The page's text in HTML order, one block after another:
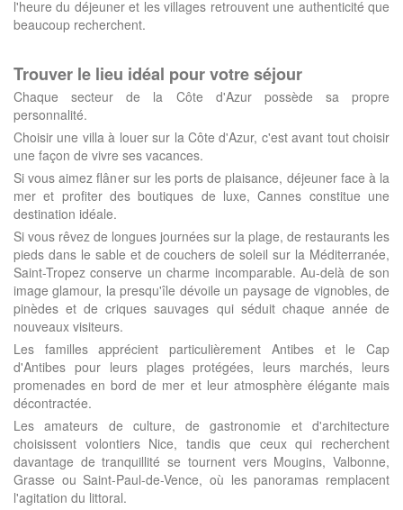
l'heure du déjeuner et les villages retrouvent une authenticité que
beaucoup recherchent.
Trouver le lieu idéal pour votre séjour
Chaque secteur de la Côte d'Azur possède sa propre
personnalité.
Choisir une villa à louer sur la Côte d'Azur, c'est avant tout choisir
une façon de vivre ses vacances.
Si vous aimez flâner sur les ports de plaisance, déjeuner face à la
mer et profiter des boutiques de luxe, Cannes constitue une
destination idéale.
Si vous rêvez de longues journées sur la plage, de restaurants les
pieds dans le sable et de couchers de soleil sur la Méditerranée,
Saint-Tropez conserve un charme incomparable. Au-delà de son
image glamour, la presqu'île dévoile un paysage de vignobles, de
pinèdes et de criques sauvages qui séduit chaque année de
nouveaux visiteurs.
Les familles apprécient particulièrement Antibes et le Cap
d'Antibes pour leurs plages protégées, leurs marchés, leurs
promenades en bord de mer et leur atmosphère élégante mais
décontractée.
Les amateurs de culture, de gastronomie et d'architecture
choisissent volontiers Nice, tandis que ceux qui recherchent
davantage de tranquillité se tournent vers Mougins, Valbonne,
Grasse ou Saint-Paul-de-Vence, où les panoramas remplacent
l'agitation du littoral.